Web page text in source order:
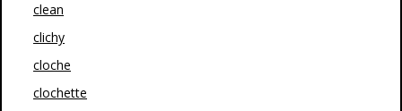
clean
clichy
cloche
clochette